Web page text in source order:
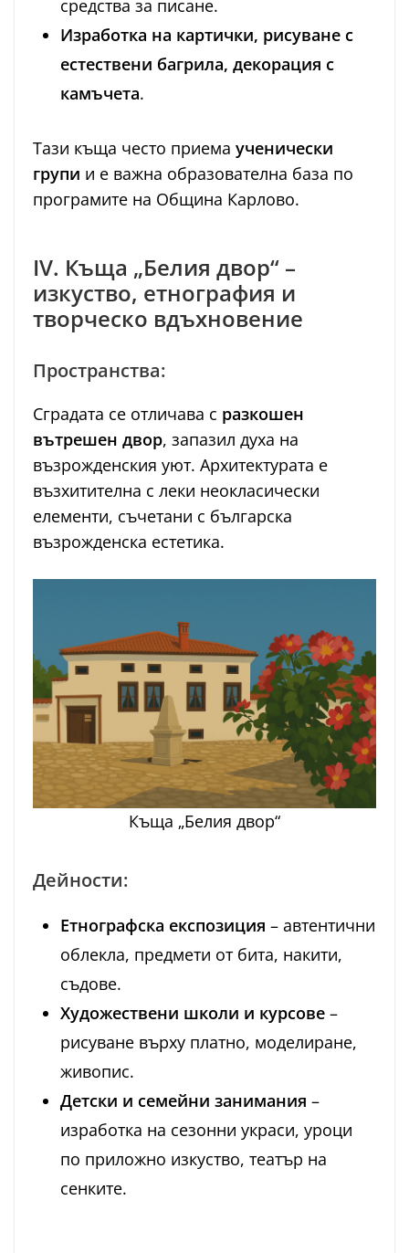
средства за писане.
Изработка на картички, рисуване с
естествени багрила, декорация с
камъчета.
Тази къща често приема ученически
групи и е важна образователна база по
програмите на Община Карлово.
IV. Къща „Белия двор“ –
изкуство, етнография и
творческо вдъхновение
Пространства:
Сградата се отличава с разкошен
вътрешен двор, запазил духа на
възрожденския уют. Архитектурата е
възхитителна с леки неокласически
елементи, съчетани с българска
възрожденска естетика.
Къща „Белия двор“
Дейности:
Етнографска експозиция – автентични
облекла, предмети от бита, накити,
съдове.
Художествени школи и курсове –
рисуване върху платно, моделиране,
живопис.
Детски и семейни занимания –
изработка на сезонни украси, уроци
по приложно изкуство, театър на
сенките.